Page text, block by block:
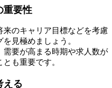
重要性
のキャリア目標などを考慮
見極めましょう。
要が高まる時期や求人数が
も重要です。
える